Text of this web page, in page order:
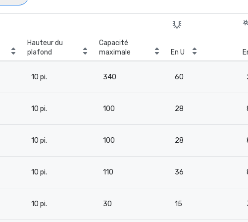
Hauteur du
plafond
Capacité
maximale
En U
10 pi. 340 60
10 pi. 100 28
10 pi. 100 28
10 pi. 110 36
10 pi. 30 15